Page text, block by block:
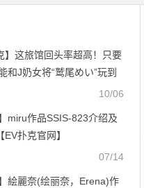
】这旅馆回头率超高！只要
和J奶女将“鹫尾めい”玩到
10/06
miru作品SSIS-823介绍及
扑克官网】
07/14
】絵麗奈(绘丽奈，Erena)作